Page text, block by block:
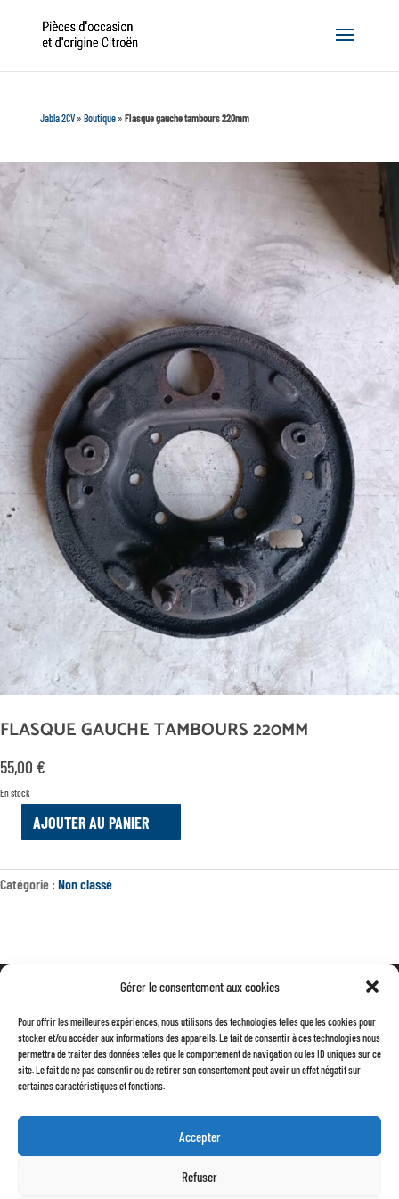
Gérer le consentement aux cookies
Pour offrir les meilleures expériences, nous utilisons des technologies telles que les cookies pour
stocker et/ou accéder aux informations des appareils. Le fait de consentir à ces technologies nous
permettra de traiter des données telles que le comportement de navigation ou les ID uniques sur ce
site. Le fait de ne pas consentir ou de retirer son consentement peut avoir un effet négatif sur
certaines caractéristiques et fonctions.
Accepter
Refuser
Jabla 2CV» Boutique» Flasque gauche tambours 220mm
FLASQUE GAUCHE TAMBOURS 220MM
55,00 €
En stock
QUANTITÉ
GAUCHE
AJOUTER AU PANIER
Catégorie : Non classé
Conditions générales de vente
Politique de confidentialité